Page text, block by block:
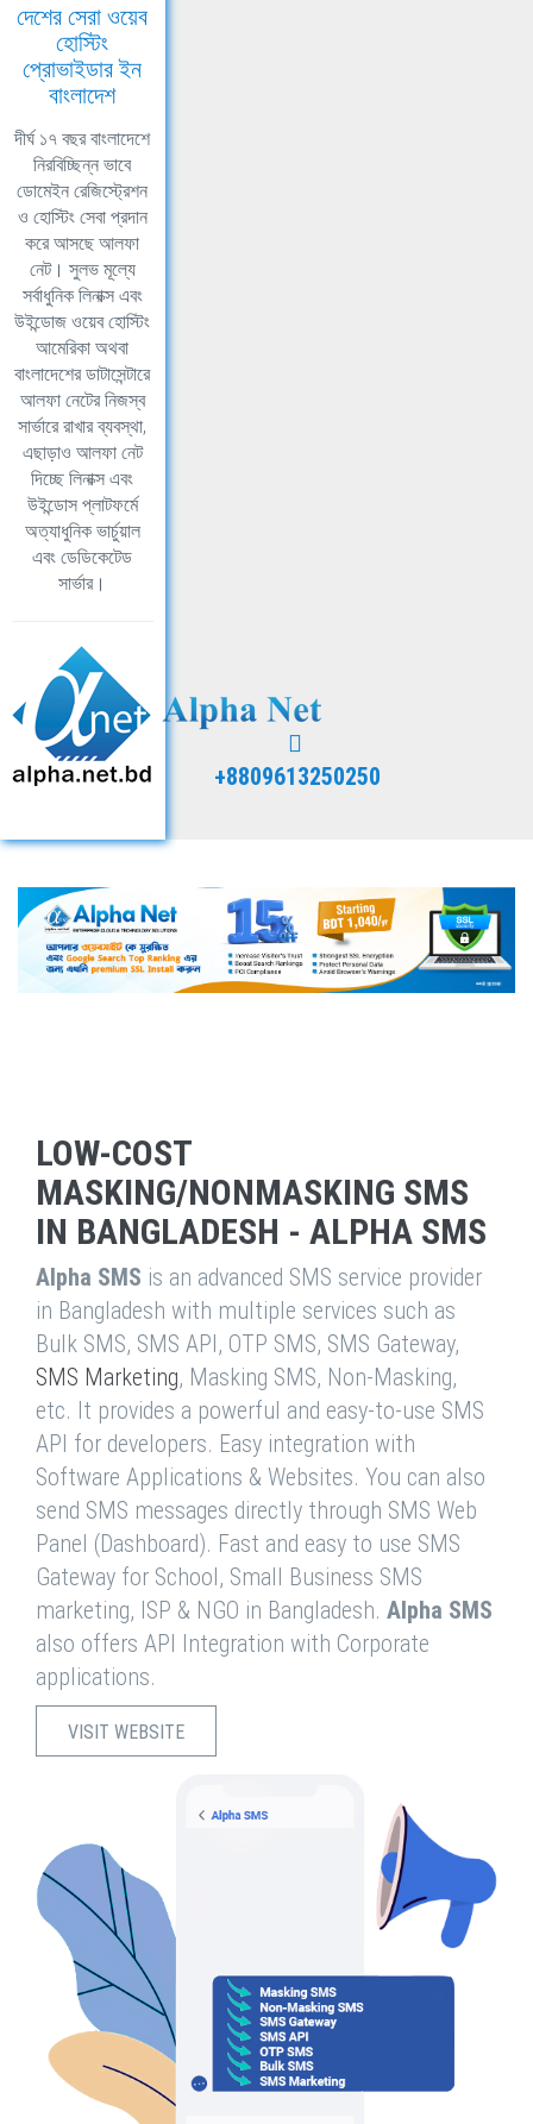
দেশের সেরা ওয়েব
হোস্টিং
প্রোভাইডার ইন
বাংলাদেশ
দীর্ঘ ১৭ বছর বাংলাদেশে
নিরবিচ্ছিন্ন ভাবে
ডোমেইন রেজিস্ট্রেশন
ও হোস্টিং সেবা প্রদান
করে আসছে আলফা
নেট। সুলভ মূল্যে
সর্বাধুনিক লিনাক্স এবং
উইন্ডোজ ওয়েব হোস্টিং
আমেরিকা অথবা
বাংলাদেশের ডাটাসেন্টারে
আলফা নেটের নিজস্ব
সার্ভারে রাখার ব্যবস্থা,
এছাড়াও আলফা নেট
দিচ্ছে লিনাক্স এবং
উইন্ডোস প্লাটফর্মে
অত্যাধুনিক ভার্চুয়াল
এবং ডেডিকেটেড
সার্ভার।
+8809613250250
LOW-COST
MASKING/NONMASKING SMS
IN BANGLADESH - ALPHA SMS
Alpha SMS is an advanced SMS service provider
in Bangladesh with multiple services such as
Bulk SMS, SMS API, OTP SMS, SMS Gateway,
SMS Marketing, Masking SMS, Non-Masking,
etc. It provides a powerful and easy-to-use SMS
API for developers. Easy integration with
Software Applications & Websites. You can also
send SMS messages directly through SMS Web
Panel (Dashboard). Fast and easy to use SMS
Gateway for School, Small Business SMS
marketing, ISP & NGO in Bangladesh. Alpha SMS
also offers API Integration with Corporate
applications.
VISIT WEBSITE